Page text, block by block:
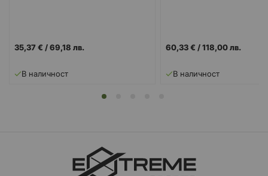
35,37 € /69,18 лв.
В наличност
60,33 € /118,00 лв.
В наличност